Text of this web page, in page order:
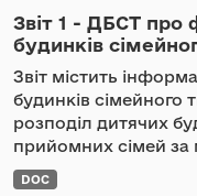
Звіт 1 - ДБСТ про
будинків
Звіт містить
будинків сімейного
розподіл дитячих
прийомних сімей за
DOC